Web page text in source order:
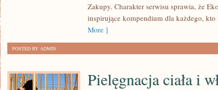
Zakupy. Charakter serwisu sprawia, że
inspirujące kompendium dla każdego, kto
More ]
POSTED BY ADMIN
Pielęgnacja ciała i